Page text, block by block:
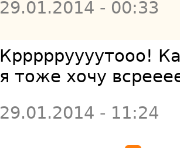
29.01.2014 - 00:33
Кррррруууутооо!
я тоже хочу
29.01.2014 - 11:24